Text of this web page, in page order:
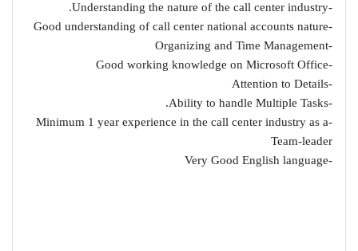
-Understanding the nature of the call center industry.
-Good understanding of call center national accounts nature
-Organizing and Time Management
-Good working knowledge on Microsoft Office
-Attention to Details
-Ability to handle Multiple Tasks.
-Minimum 1 year experience in the call center industry as a
Team-leader
-Very Good English language